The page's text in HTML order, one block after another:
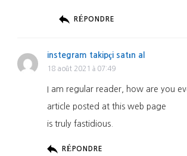
RÉPONDRE
instegram takipçi satın al
18 août 2021 à 07:49
I am regular reader, how are you
article posted at this web page
is truly fastidious.
RÉPONDRE